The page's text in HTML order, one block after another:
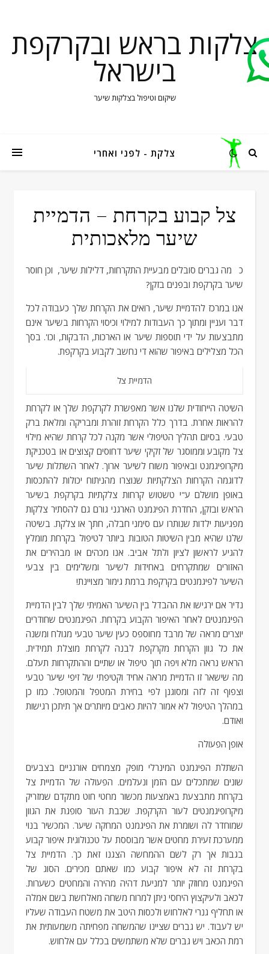
צלקות בראש ובקרקפת
בישראל
שיקום וטיפול בצלקות שיער
צלקת - לפני ואחרי
צל קבוע בקרחת – הדמיית
שיער מלאכותית
כמה גברים סובלים מבעיית התקרחות, דלילות שיער, וכן חוסר
שיער בקרקפת ובפנים בזקן?
אנו במרכז להדמיית שיער, רואים את הקרחת שלך כעבודה לכל
דבר ועניין ומתוך כך העבודות למילוי וכיסוי הקרחות בשיער אינם
מתבצעות על ידי תוספות שיער או הארכות, הדבקות, וכו'. בסך
הכל מצלילים באיפור שהוא די נחשב לקבוע בקרקפת.
הדמיית צל
השיטה הייחודית שלנו אשר מאפשרת לקרקפת שלך או לקרחת
להראות אחרת. בדרך כלל הקרחת זוהרת ומבריקה ומלאת ברק
טבעי. בסיום תהליך הטיפולי אשר מקנה לכל קרחת שהיא מילוי
צל מקובע וממוסגר של זקיקי שיער דחוסים קצוצים או בטכניקת
מיקרופיגמנט ובאיפור משוח לשיער ארוך. לאחר השתלות שיער
לדוגמה הקרחות הצלקתיות שנוצרו מהניתוח יכולות להתכסות
באופן מושלם ע"י טשטוש קרחות צלקתיות בקרקפת בשיער
הראש ובזקן, החדרת הפיגמנט הארגני גורם גם להסתיר צלקות
מפגיעות ילדות שנותרו עם סימני חבלה, חתך או צלקת. בשיטה
שלנו שהיא מבין השיטות הטובות ביותר לטיפול בקרחת מומלץ
להגיע לראשון לציון ולתל אביב. אנו מכהים או מבהירים את
האזורים שמתקרחים באחידות לשיער ומשלימים בין צבעי
השיער לפיגמנטים בקרקפת ברמת גימור מצויינת!
נדיר אם ירגישו את ההבדל בין השיער האמיתי שלך לבין הדמיית
הפיגמנטים לאחר האיפור הקבוע בקרחת. הפיגמנטים שחודרים
יוצרים מראה של מרבד מחוספס כעין שיער טבעי מגולח ומשנה
את כל גוון הקרחת מקרקפת לבנה לקרחת מוצלת תמידית.
הראש נראה מלא ויפה תוך טיפול או שתיים וההתקרחות תעלם.
מה שישאר זו הדמיית מראה אחיד וקטיפתי של זיפי שיער טבעי
וצפוף זה לזה ומסוגנן לפי בחירת המטפל והמטופל. כמו כן
במהלך הטיפול לא אמור להיות כאבים מיותרים אך תיתכן רגישות
ואודם.
אופן הפעולה
השתלת הפיגמנט המינרלי מופק מצמחים אורגניים בצבעים
שונים שמתכלים עם הזמן ונעלמים. הפעולה של הדמיית צל
בקרחת מתבצעת באמצעות מכשור מחטי חוט מתקדם שמזריק
מיקרופיגמנטים לעור הקרקפת. שכבת העור סופגת את הגוון
שמוחדר לה ושומרת את הפיגמנט המחקה שיער. המכשיר בנוי
ממערכת זעירת מחטים אשר מבוססת על טכנולוגית איפור קבוע
בגבות אך רק לשם ההמחשה הצגנו זאת כך. הדמיית צל
בקרחת זה לא איפור קבוע כמו שאתם מכירים. הסוג של
הפיגמנט מחוזק יותר למניעת דהיה מהירה והמחטים כשערות.
לכאב ולעיקצוץ היחסי ניתן למרוח משחה מאלחשת בשם אמלה
או תחליף גנרי לאלחוש ולכסות היטב את משטח העבודה שעליו
יש לעבוד. יש גברים שציינו שהמשחה מפחיתה משמעותית את
רמת הכאב ויש גברים שלא משתמשים בכלל עם אלחוש.